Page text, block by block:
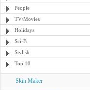
People
TV/Movies
Holidays
Sci-Fi
Stylish
Top 10
Skin Maker